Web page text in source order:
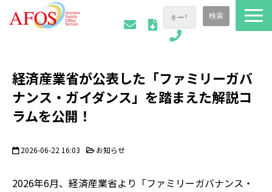
ご相談事例
会社情報
お役立ち資料
経済産業省が公表した「ファミリーガバ
ナンス・ガイダンス」を踏まえた解説コ
ラムを公開！
2026-06-22 16:03 お知らせ
2026年6月、経済産業省より「ファミリーガバナンス・